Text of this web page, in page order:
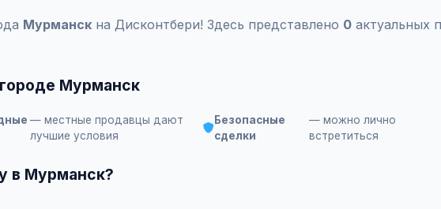
Мурманск на Дисконтбери! Здесь представлено 0 актуальных
Мурманск
— местные продавцы дают
лучшие условия
Безопасные
сделки
— можно лично
встретиться
в Мурманск?